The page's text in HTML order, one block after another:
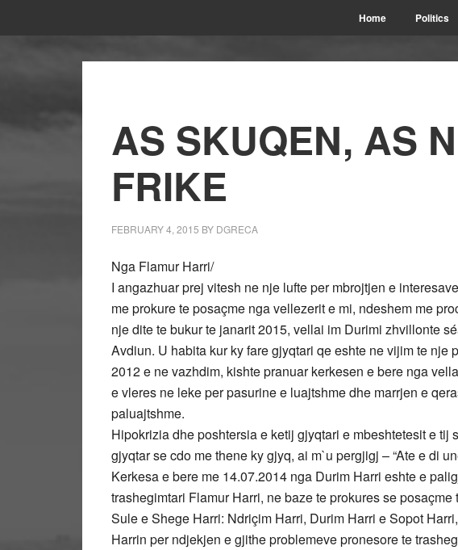
Home Politics
AS SKUQEN, AS
FRIKE
FEBRUARY 4, 2015 BY DGRECA
Nga Flamur Harri/
I angazhuar prej vitesh ne nje lufte per mbrojtjen e
me prokure te posaçme nga vellezerit e mi, ndeshem me
nje dite te bukur te janarit 2015, vellai im Durimi zhvillonte
Avdiun. U habita kur ky fare gjyqtari qe eshte ne vijim te nje
2012 e ne vazhdim, kishte pranuar kerkesen e bere nga
e vleres ne leke per pasurine e luajtshme dhe marrjen e
paluajtshme.
Hipokrizia dhe poshtersia e ketij gjyqtari e mbeshtetesit e tij
gjyqtar se cdo me thene ky gjyq, ai m`u pergjigj – “Ate e di
Kerkesa e bere me 14.07.2014 nga Durim Harri eshte e
trashegimtari Flamur Harri, ne baze te prokures se
Sule e Shege Harri: Ndriçim Harri, Durim Harri e Sopot
Harrin per ndjekjen e gjithe problemeve pronesore te